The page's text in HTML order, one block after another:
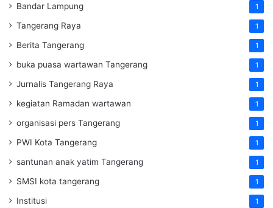
Bandar Lampung 1
Tangerang Raya 1
Berita Tangerang 1
buka puasa wartawan Tangerang 1
Jurnalis Tangerang Raya 1
kegiatan Ramadan wartawan 1
organisasi pers Tangerang 1
PWI Kota Tangerang 1
santunan anak yatim Tangerang 1
SMSI kota tangerang 1
Institusi 1